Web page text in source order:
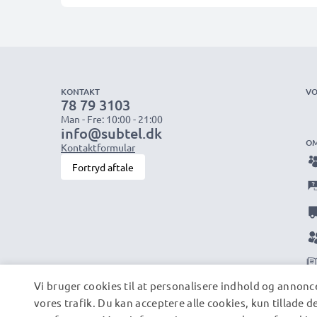
KONTAKT
78 79 3103
Man - Fre: 10:00 - 21:00
info@subtel.dk
Kontaktformular
Fortryd aftale
Vi bruger cookies til at personalisere indhold og
vores trafik. Du kan acceptere alle cookies, kun tillade